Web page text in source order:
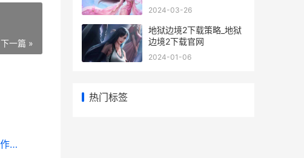
下一篇 »
阴阳师天魔焰通关技巧详解，从阵容搭配到操作心得全都有！
样
2024-03-26
地狱边境2下载策略_地狱
边境2下载官网
2024-01-06
热门标签